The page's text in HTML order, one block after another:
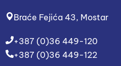
Braće Fejića 43, Mostar
+387 (0)36 449-120
+387 (0)36 449-122